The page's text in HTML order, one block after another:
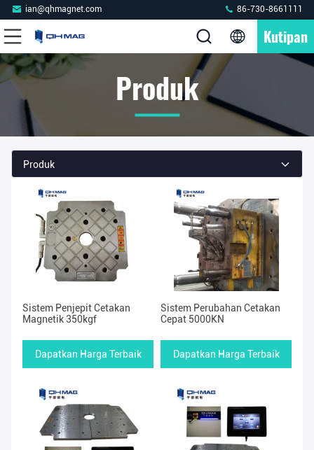
ian@qhmagnet.com 86-730-8661111
Kutipan
Produk
Produk
Sistem Penjepit Cetakan
Magnetik 350kgf
Dapatkan Harga Terbaik
Sistem Perubahan Cetakan
Cepat 5000KN
Dapatkan Harga Terbaik